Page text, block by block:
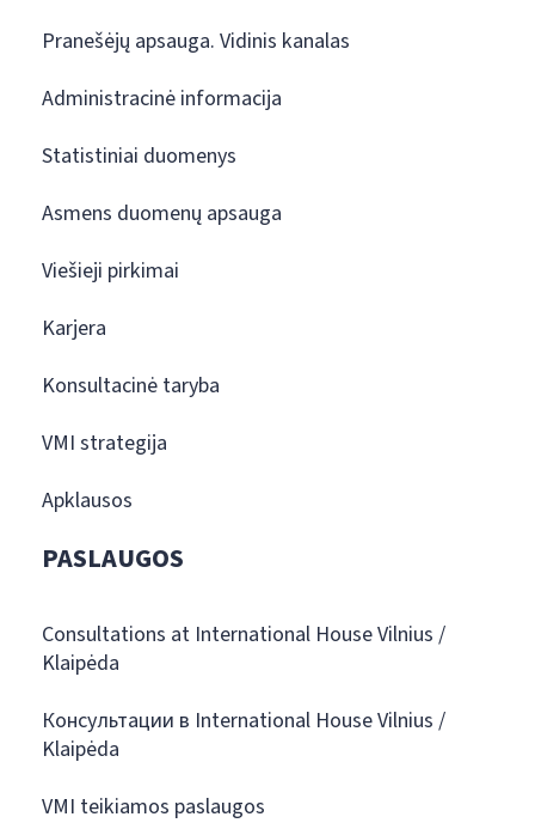
Pranešėjų apsauga. Vidinis kanalas
Administracinė informacija
Statistiniai duomenys
Asmens duomenų apsauga
Viešieji pirkimai
Karjera
Konsultacinė taryba
VMI strategija
Apklausos
PASLAUGOS
Consultations at International House Vilnius /
Klaipėda
Консультации в International House Vilnius /
Klaipėda
VMI teikiamos paslaugos